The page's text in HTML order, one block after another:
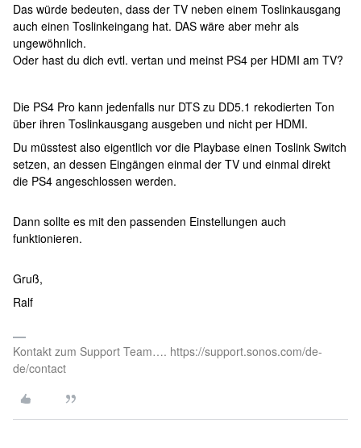
Das würde bedeuten, dass der TV neben einem Toslinkausgang
auch einen Toslinkeingang hat. DAS wäre aber mehr als
ungewöhnlich.
Oder hast du dich evtl. vertan und meinst PS4 per HDMI am TV?
Die PS4 Pro kann jedenfalls nur DTS zu DD5.1 rekodierten Ton
über ihren Toslinkausgang ausgeben und nicht per HDMI.
Du müsstest also eigentlich vor die Playbase einen Toslink Switch
setzen, an dessen Eingängen einmal der TV und einmal direkt
die PS4 angeschlossen werden.
Dann sollte es mit den passenden Einstellungen auch
funktionieren.
Gruß,
Ralf
Kontakt zum Support Team…. https://support.sonos.com/de-
de/contact